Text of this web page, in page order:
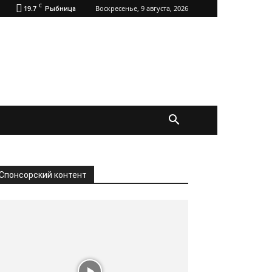
19.7 C Рыбница Воскресенье, 9 августа, 2026
контент